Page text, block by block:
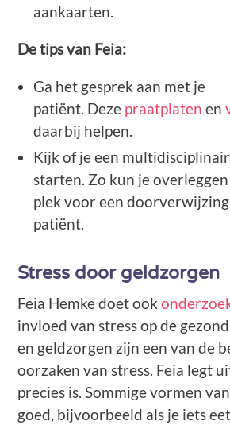
aankaarten.
De tips van Feia:
Ga het gesprek aan met je
patiënt. Deze praatplaten en
daarbij helpen.
Kijk of je een
starten. Zo kun je
plek voor een
patiënt.
Stress door geldzorgen
Feia Hemke doet ook
invloed van stress op de
en geldzorgen zijn een van de
oorzaken van stress. Feia legt
precies is. Sommige vormen
goed, bijvoorbeeld als je iets